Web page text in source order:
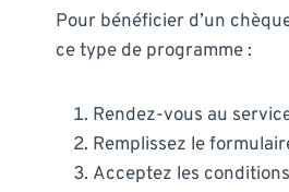
Pour bénéficier d’un
ce type de programme :
Rendez-vous au
Remplissez le
Acceptez les